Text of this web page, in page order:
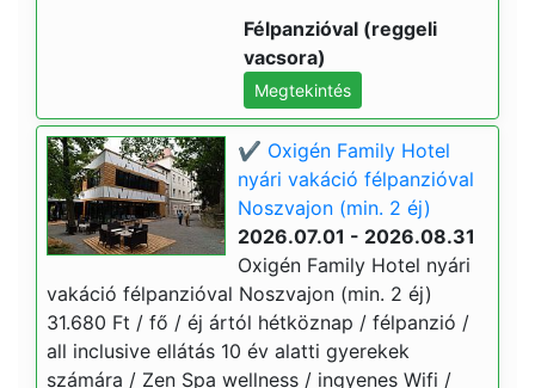
Félpanzióval (reggeli
vacsora)
Megtekintés
✔️ Oxigén Family Hotel
nyári vakáció félpanzióval
Noszvajon (min. 2 éj)
2026.07.01 - 2026.08.31
Oxigén Family Hotel nyári
vakáció félpanzióval Noszvajon (min. 2 éj)
31.680 Ft / fő / éj ártól hétköznap / félpanzió /
all inclusive ellátás 10 év alatti gyerekek
számára / Zen Spa wellness / ingyenes Wifi /